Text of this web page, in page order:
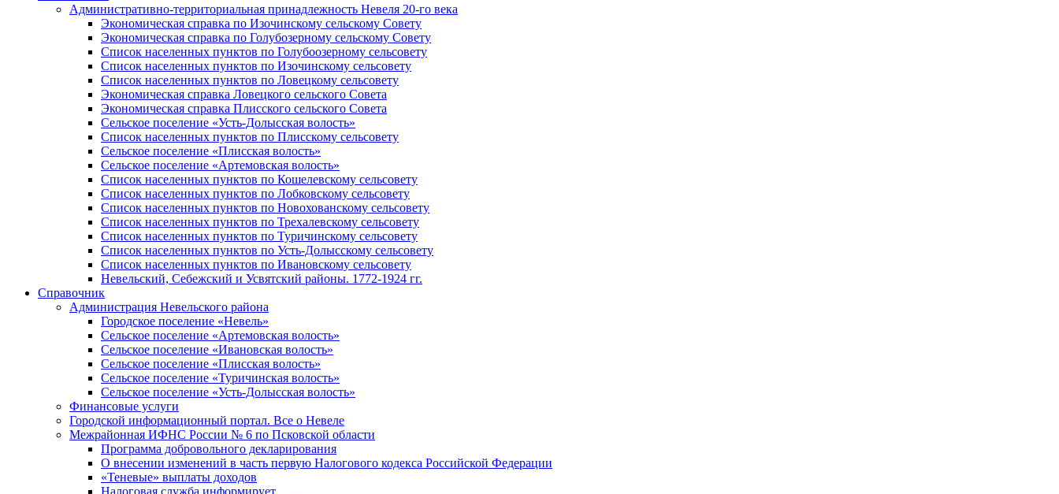
Административно-территориальная принадлежность Невеля 20-го века
Экономическая справка по Изочинскому сельскому Совету
Экономическая справка по Голубозерному сельскому Совету
Список населенных пунктов по Голубоозерному сельсовету
Список населенных пунктов по Изочинскому сельсовету
Список населенных пунктов по Ловецкому сельсовету
Экономическая справка Ловецкого сельского Совета
Экономическая справка Плисского сельского Совета
Сельское поселение «Усть-Долысская волость»
Список населенных пунктов по Плисскому сельсовету
Сельское поселение «Плисская волость»
Сельское поселение «Артемовская волость»
Список населенных пунктов по Кошелевскому сельсовету
Список населенных пунктов по Лобковскому сельсовету
Список населенных пунктов по Новохованскому сельсовету
Список населенных пунктов по Трехалевскому сельсовету
Список населенных пунктов по Туричинскому сельсовету
Список населенных пунктов по Усть-Долысскому сельсовету
Список населенных пунктов по Ивановскому сельсовету
Невельский, Себежский и Усвятский районы. 1772-1924 гг.
Справочник
Администрация Невельского района
Городское поселение «Невель»
Сельское поселение «Артемовская волость»
Сельское поселение «Ивановская волость»
Сельское поселение «Плисская волость»
Сельское поселение «Туричинская волость»
Сельское поселение «Усть-Долысская волость»
Финансовые услуги
Городской информационный портал. Все о Невеле
Межрайонная ИФНС России № 6 по Псковской области
Программа добровольного декларирования
О внесении изменений в часть первую Налогового кодекса Российской Федерации
«Теневые» выплаты доходов
Налоговая служба информирует